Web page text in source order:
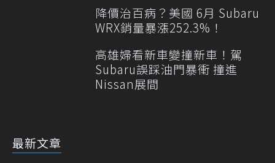
降價治百病？美國 6月 Subaru
WRX銷量暴漲252.3%！
高雄婦看新車變撞新車！駕
Subaru誤踩油門暴衝 撞進
Nissan展間
最新文章